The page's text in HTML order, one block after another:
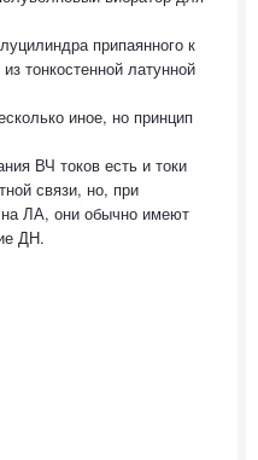
припаянного к
тонкостенной латунной
иное, но принцип
ВЧ токов есть и токи
связи, но, при
ЛА, они обычно имеют
ДН.